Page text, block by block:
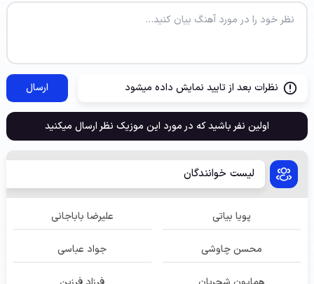
نظرات بعد از تایید نمایش داده میشود ارسال
اولین نفر باشید که در مورد این موزیک نظر ارسال میکنید
لیست خوانندگان
پویا بیاتی علیرضا باباجانی
محسن چاوشی جواد عباسی